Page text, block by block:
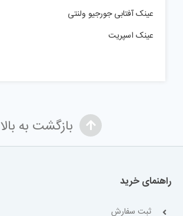
عینک آفتابی جورجیو ولنتی
عینک اسپریت
بازگشت به بالا
راهنمای خرید
ثبت سفارش